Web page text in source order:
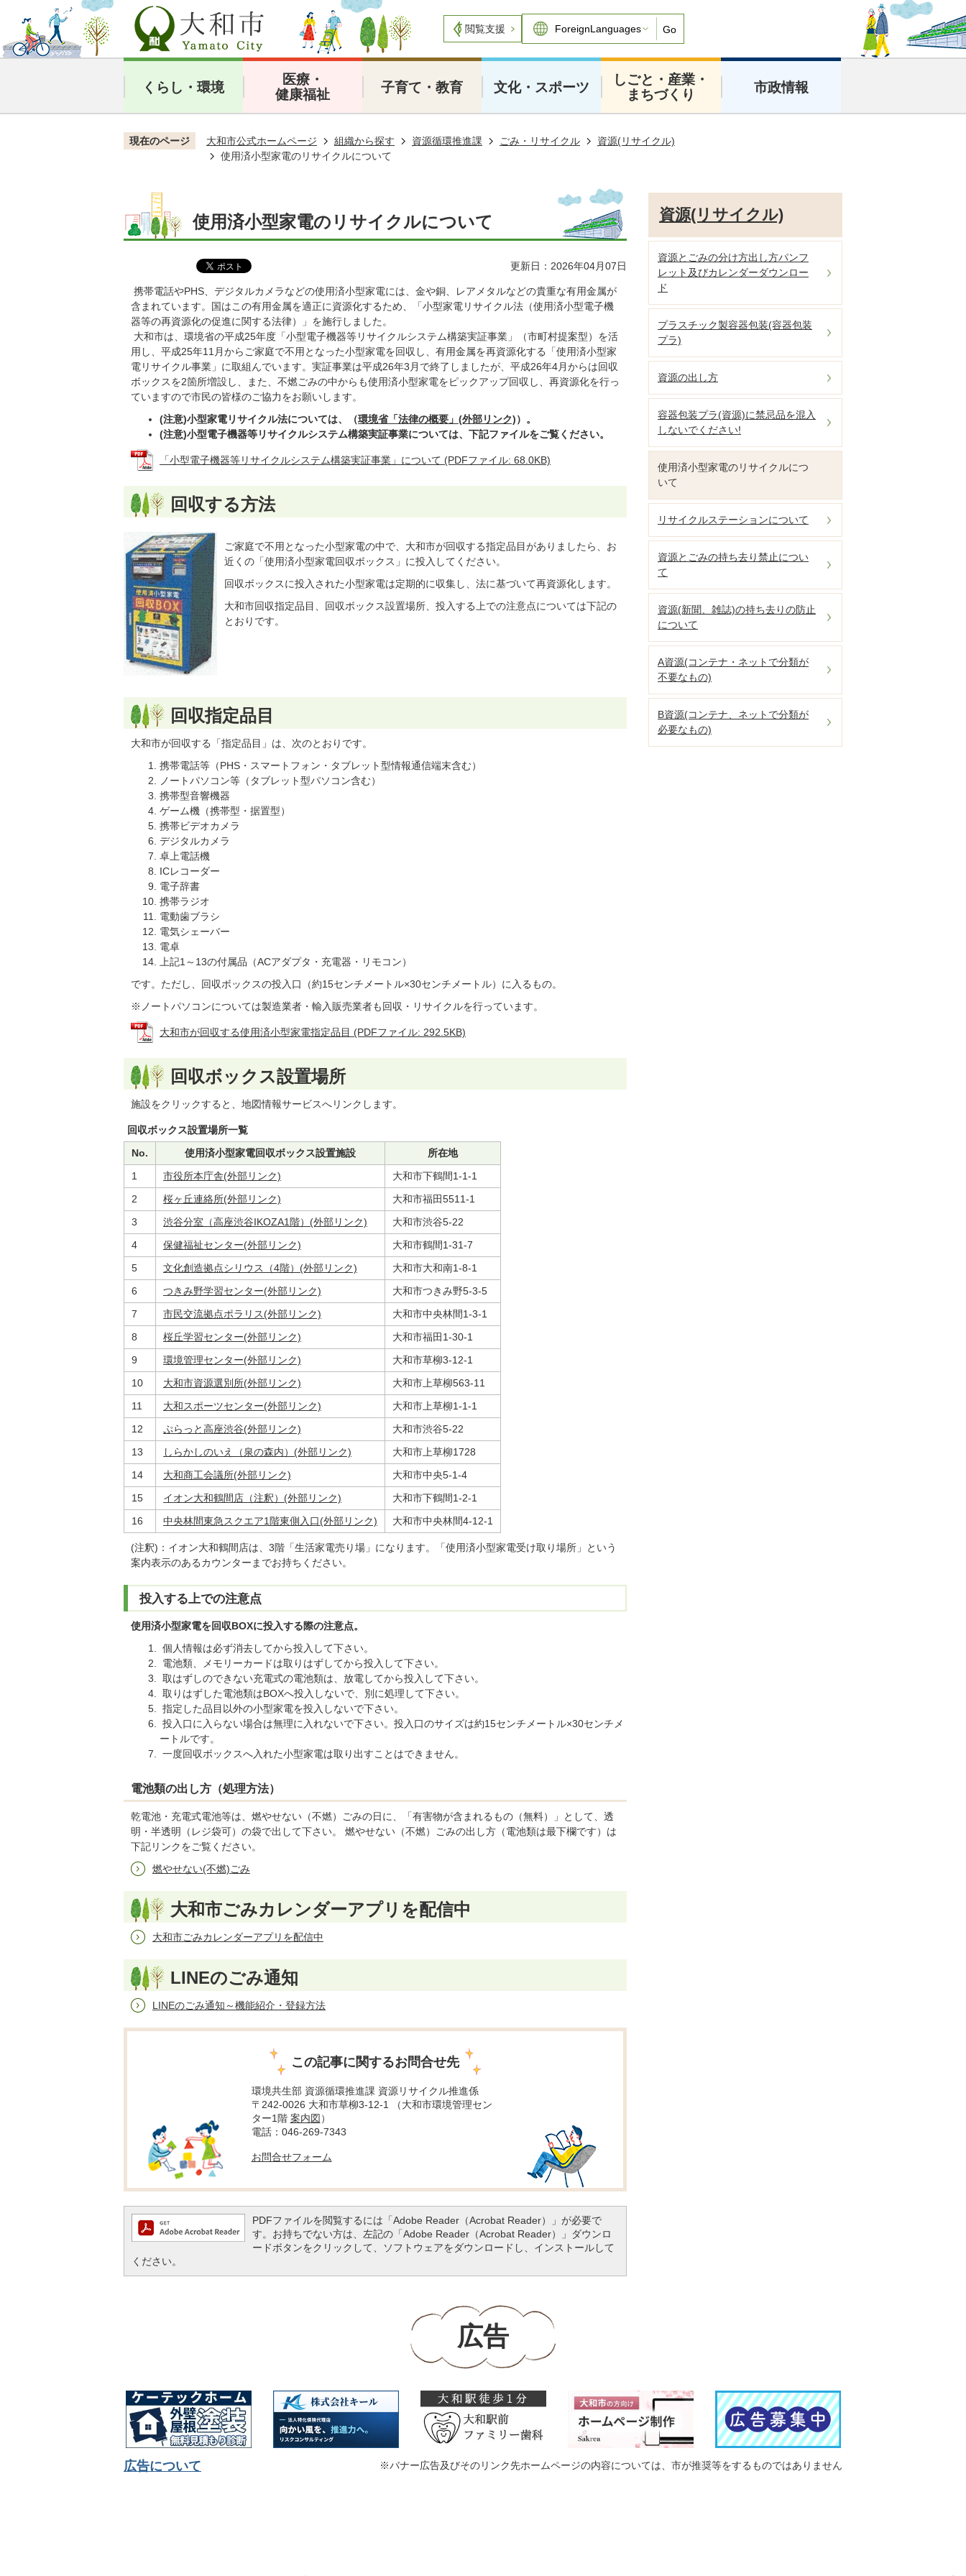
閲覧支援 Go
くらし・環境
医療・
健康福祉
子育て・教育 文化・スポーツ
しごと・産業・
まちづくり
市政情報
現在のページ 大和市公式ホームページ 組織から探す 資源循環推進課 ごみ・リサイクル
資源(リサイクル)
使用済小型家電のリサイクルについて
使用済小型家電のリサイクルについて
更新日：2026年04月07日
携帯電話やPHS、デジタルカメラなどの使用済小型家電には、金や銅、レアメタルなどの貴重な有用金属が
含まれています。国はこの有用金属を適正に資源化するため、「小型家電リサイクル法（使用済小型電子機
器等の再資源化の促進に関する法律）」を施行しました。
大和市は、環境省の平成25年度「小型電子機器等リサイクルシステム構築実証事業」（市町村提案型）を活
用し、平成25年11月からご家庭で不用となった小型家電を回収し、有用金属を再資源化する「使用済小型家
電リサイクル事業」に取組んでいます。実証事業は平成26年3月で終了しましたが、平成26年4月からは回収
ボックスを2箇所増設し、また、不燃ごみの中からも使用済小型家電をピックアップ回収し、再資源化を行っ
ていますので市民の皆様のご協力をお願いします。
(注意)小型家電リサイクル法については、（環境省「法律の概要」(外部リンク)）。
(注意)小型電子機器等リサイクルシステム構築実証事業については、下記ファイルをご覧ください。
「小型電子機器等リサイクルシステム構築実証事業」について (PDFファイル: 68.0KB)
回収する方法
ご家庭で不用となった小型家電の中で、大和市が回収する指定品目がありましたら、お
近くの「使用済小型家電回収ボックス」に投入してください。
回収ボックスに投入された小型家電は定期的に収集し、法に基づいて再資源化します。
大和市回収指定品目、回収ボックス設置場所、投入する上での注意点については下記の
とおりです。
回収指定品目
大和市が回収する「指定品目」は、次のとおりです。
携帯電話等（PHS・スマートフォン・タブレット型情報通信端末含む）
ノートパソコン等（タブレット型パソコン含む）
携帯型音響機器
ゲーム機（携帯型・据置型）
携帯ビデオカメラ
デジタルカメラ
卓上電話機
ICレコーダー
電子辞書
携帯ラジオ
電動歯ブラシ
電気シェーバー
電卓
上記1～13の付属品（ACアダプタ・充電器・リモコン）
です。ただし、回収ボックスの投入口（約15センチメートル×30センチメートル）に入るもの。
※ノートパソコンについては製造業者・輸入販売業者も回収・リサイクルを行っています。
大和市が回収する使用済小型家電指定品目 (PDFファイル: 292.5KB)
回収ボックス設置場所
施設をクリックすると、地図情報サービスへリンクします。
回収ボックス設置場所一覧
No.
使用済小型家電回収ボックス設置施設
所在地
1
市役所本庁舎(外部リンク)
大和市下鶴間1-1-1
2
桜ヶ丘連絡所(外部リンク)
大和市福田5511-1
3
渋谷分室（高座渋谷IKOZA1階）(外部リンク)
大和市渋谷5-22
4
保健福祉センター(外部リンク)
大和市鶴間1-31-7
5
文化創造拠点シリウス（4階）(外部リンク)
大和市大和南1-8-1
6
つきみ野学習センター(外部リンク)
大和市つきみ野5-3-5
7
市民交流拠点ポラリス(外部リンク)
大和市中央林間1-3-1
8
桜丘学習センター(外部リンク)
大和市福田1-30-1
9
環境管理センター(外部リンク)
大和市草柳3-12-1
10
大和市資源選別所(外部リンク)
大和市上草柳563-11
11
大和スポーツセンター(外部リンク)
大和市上草柳1-1-1
12
ぷらっと高座渋谷(外部リンク)
大和市渋谷5-22
13
しらかしのいえ（泉の森内）(外部リンク)
大和市上草柳1728
14
大和商工会議所(外部リンク)
大和市中央5-1-4
15
イオン大和鶴間店（注釈）(外部リンク)
大和市下鶴間1-2-1
16
中央林間東急スクエア1階東側入口(外部リンク) 大和市中央林間4-12-1
(注釈)：イオン大和鶴間店は、3階「生活家電売り場」になります。「使用済小型家電受け取り場所」という
案内表示のあるカウンターまでお持ちください。
投入する上での注意点
使用済小型家電を回収BOXに投入する際の注意点。
個人情報は必ず消去してから投入して下さい。
電池類、メモリーカードは取りはずしてから投入して下さい。
取はずしのできない充電式の電池類は、放電してから投入して下さい。
取りはずした電池類はBOXへ投入しないで、別に処理して下さい。
指定した品目以外の小型家電を投入しないで下さい。
投入口に入らない場合は無理に入れないで下さい。投入口のサイズは約15センチメートル×30センチメ
ートルです。
一度回収ボックスへ入れた小型家電は取り出すことはできません。
電池類の出し方（処理方法）
乾電池・充電式電池等は、燃やせない（不燃）ごみの日に、「有害物が含まれるもの（無料）」として、透
明・半透明（レジ袋可）の袋で出して下さい。 燃やせない（不燃）ごみの出し方（電池類は最下欄です）は
下記リンクをご覧ください。
燃やせない(不燃)ごみ
大和市ごみカレンダーアプリを配信中
大和市ごみカレンダーアプリを配信中
LINEのごみ通知
LINEのごみ通知～機能紹介・登録方法
この記事に関するお問合せ先
環境共生部 資源循環推進課 資源リサイクル推進係
〒242-0026 大和市草柳3-12-1 （大和市環境管理セン
ター1階 案内図 ）
電話：046-269-7343
お問合せフォーム
PDFファイルを閲覧するには「Adobe Reader（Acrobat Reader）」が必要で
す。お持ちでない方は、左記の「Adobe Reader（Acrobat Reader）」ダウンロ
ードボタンをクリックして、ソフトウェアをダウンロードし、インストールして
ください。
資源(リサイクル)
資源とごみの分け方出し方パンフ
レット及びカレンダーダウンロー
ド
プラスチック製容器包装(容器包装
プラ)
資源の出し方
容器包装プラ(資源)に禁忌品を混入
しないでください!
使用済小型家電のリサイクルにつ
いて
リサイクルステーションについて
資源とごみの持ち去り禁止につい
て
資源(新聞、雑誌)の持ち去りの防止
について
A資源(コンテナ・ネットで分類が
不要なもの)
B資源(コンテナ、ネットで分類が
必要なもの)
広告
広告について ※バナー広告及びそのリンク先ホームページの内容については、市が推奨等をするものではありません